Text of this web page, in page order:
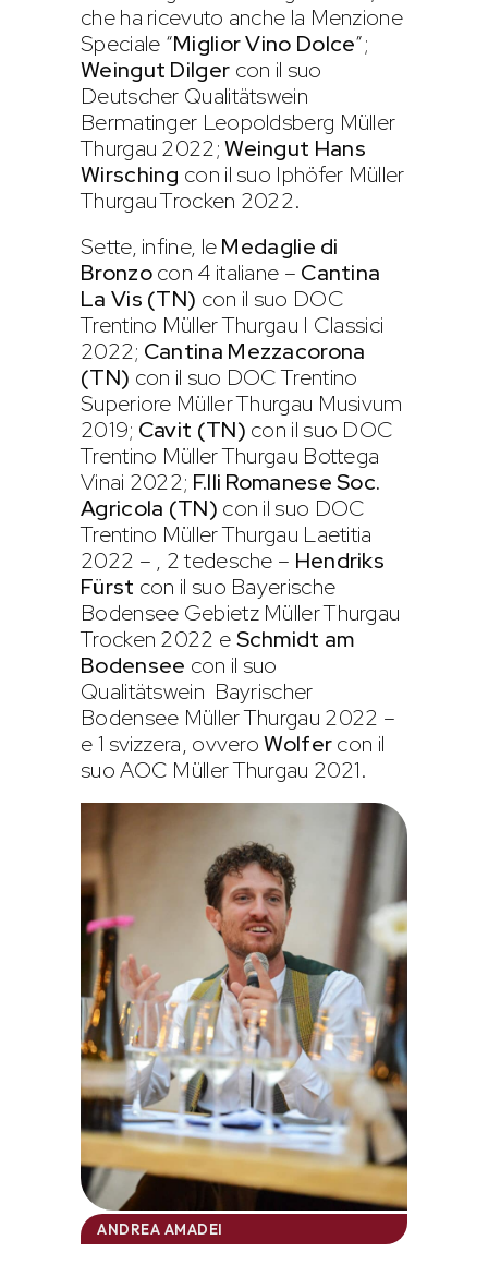
che ha ricevuto anche la Menzione
Speciale “Miglior Vino Dolce”;
Weingut Dilger con il suo
Deutscher Qualitätswein
Bermatinger Leopoldsberg Müller
Thurgau 2022;Weingut Hans
Wirsching con il suo Iphöfer Müller
Thurgau Trocken 2022.
Sette, infine, leMedaglie di
Bronzocon 4 italiane – Cantina
La Vis (TN) con il suo DOC
Trentino Müller Thurgau I Classici
2022; Cantina Mezzacorona
(TN) con il suo DOC Trentino
Superiore Müller Thurgau Musivum
2019; Cavit (TN) con il suo DOC
Trentino Müller Thurgau Bottega
Vinai 2022; F.lli Romanese Soc.
Agricola (TN) con il suo DOC
Trentino Müller Thurgau Laetitia
2022 – , 2 tedesche – Hendriks
Fürst con il suo Bayerische
Bodensee Gebietz Müller Thurgau
Trocken 2022 eSchmidt am
Bodensee con il suo
Qualitätswein Bayrischer
Bodensee Müller Thurgau 2022 –
e 1 svizzera, ovveroWolfercon il
suo AOC Müller Thurgau 2021.
ANDREA AMADEI